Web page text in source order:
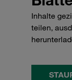
Inhalte
teilen,